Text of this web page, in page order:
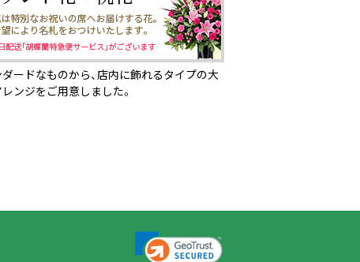
ードなものから、店内に飾れるタイプの大
ンジをご用意しました。